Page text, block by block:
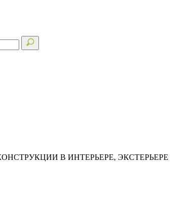
В ИНТЕРЬЕРЕ, ЭКСТЕРЬЕРЕ